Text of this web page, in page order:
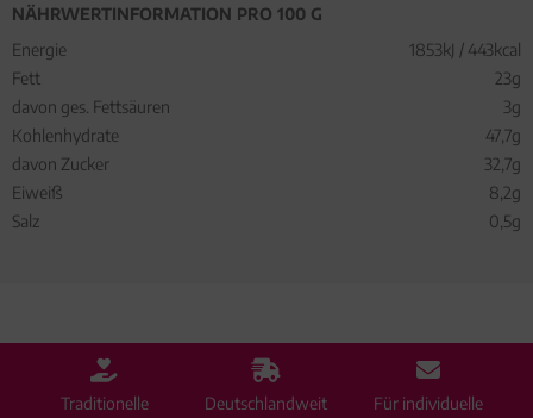
NÄHRWERTINFORMATION PRO 100 G
Energie
1853kJ / 443kcal
Fett
23g
davon ges. Fettsäuren
3g
Kohlenhydrate
47,7g
davon Zucker
32,7g
Eiweiß
8,2g
Salz
0,5g
Traditionelle
Deutschlandweit
Für individuelle